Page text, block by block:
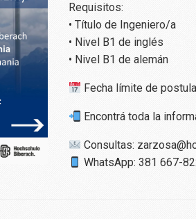
Requisitos:
• Título de Ingeniero/a
• Nivel B1 de inglés
• Nivel B1 de alemán
Fecha límite de
Encontrá toda la
Consultas:
WhatsApp: 381 667-